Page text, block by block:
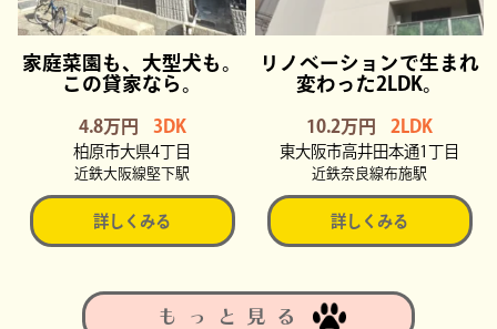
家庭菜園も、大型犬も。
この貸家なら。
4.8万円 3DK
柏原市大県4丁目
近鉄大阪線堅下駅
詳しくみる
リノベーションで生まれ
変わった2LDK。
10.2万円 2LDK
東大阪市高井田本通1丁目
近鉄奈良線布施駅
詳しくみる
もっと見る